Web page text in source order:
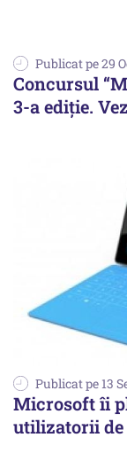
Publicat pe 29
Concursul
3-a ediție.
Publicat pe 13
Microsoft îi
utilizatorii de